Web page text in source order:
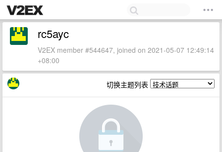
rc5ayc
V2EX member #544647, joined on 2021-05-07 12:49:14
+08:00
切换主题列表